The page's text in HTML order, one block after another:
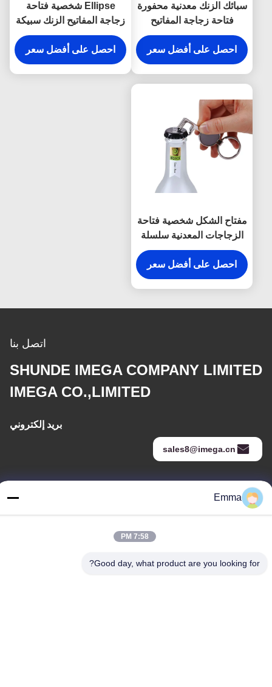
سبائك الزنك معدنية محفورة
فتاحة زجاجة المفاتيح
مستطيل تذكارية
احصل على أفضل سعر
Ellipse شخصية فتاحة
زجاجة المفاتيح الزنك سبيكة
معدنية محفورة كيرينغ
احصل على أفضل سعر
مفتاح الشكل شخصية فتاحة
الزجاجات المعدنية سلسلة
المفاتيح الفضة خمر
احصل على أفضل سعر
اتصل بنا
SHUNDE IMEGA COMPANY LIMITED
IMEGA CO.,LIMITED
بريد إلكتروني
sales8@imega.cn
عنواننا
غرفة 1209-1210 ، مبنى Hai Jun Da B ، Guizhou Da Dao Zhong ،
Emma
7:58 PM
Good day, what product are you looking for?